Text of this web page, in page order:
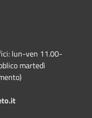
lun-ven 11.00-
martedì